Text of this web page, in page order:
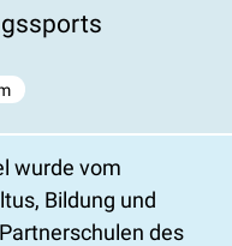
wurde vom
Bildung und
des